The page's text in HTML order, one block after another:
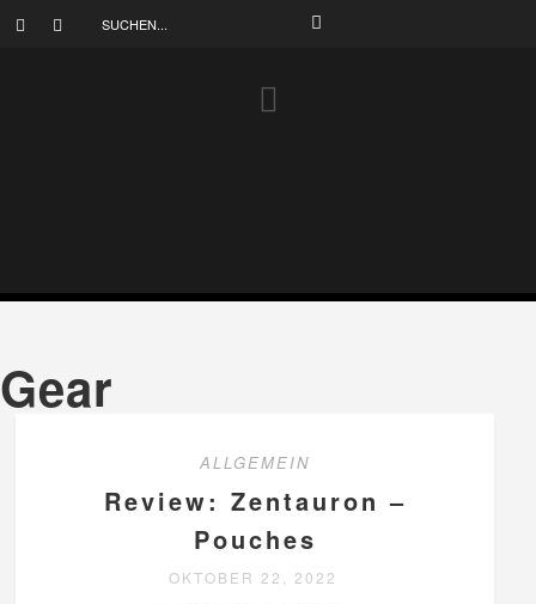
Gear
ALLGEMEIN
Review: Zentauron –
Pouches
OKTOBER 22, 2022